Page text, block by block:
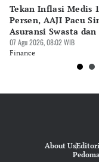
Tekan Inflasi Medis
Persen, AAJI Pacu
Asuransi Swasta dan
Kesehatan
07 Agu 2026, 08:02 WIB
Finance
About Us